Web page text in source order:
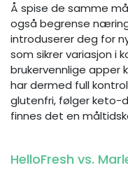
Å spise de samme
også begrense
introduserer deg for
som sikrer variasjon i
brukervennlige apper
har dermed full
glutenfri, følger keto-
finnes det en
HelloFresh vs.